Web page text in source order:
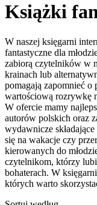
Książki
W naszej księgarni
fantastyczne dla
zabiorą czytelników w
krainach lub
pomagają zapomnieć o
wartościową rozrywkę
W ofercie mamy
autorów polskich oraz
wydawnicze
się na wakacje czy
kierowanych do
czytelnikom, którzy
bohaterach. W
których warto